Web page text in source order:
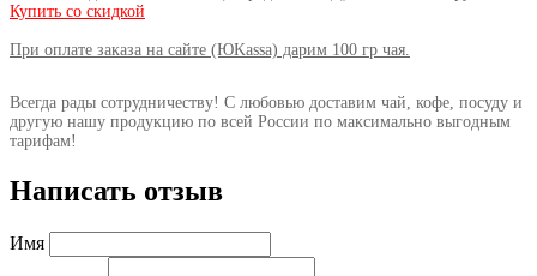
Купить со скидкой
При оплате заказа на сайте (ЮKassa) дарим 100 гр чая.
Всегда рады сотрудничеству! С любовью доставим чай, кофе, посуду и
другую нашу продукцию по всей России по максимально выгодным
тарифам!
Написать отзыв
Имя